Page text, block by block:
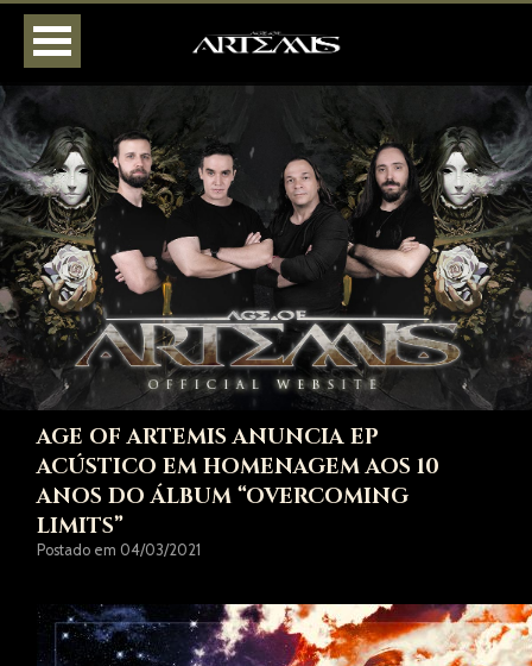
HOME
AGENDA
BIOGRAFIA
DISCOGRAFIA
FOTOS
VÍDEOS
LOJA
CONTATOS
AGE OF ARTEMIS ANUNCIA EP
ACÚSTICO EM HOMENAGEM AOS 10
ANOS DO ÁLBUM “OVERCOMING
LIMITS”
Postado em 04/03/2021